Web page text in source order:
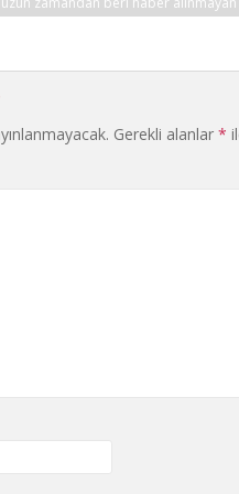
Gerekli alanlar *